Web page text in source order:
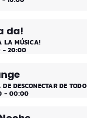
da!
LA MÚSICA!
- 20:00
DE DESCONECTAR DE TODO
- 00:00